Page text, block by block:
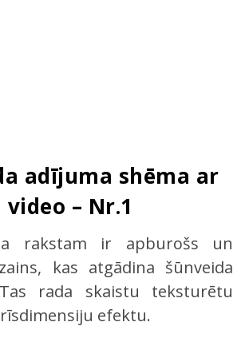
adījuma shēma ar
video – Nr.1
kas atgādina šūnveida
rada skaistu teksturētu
efektu.